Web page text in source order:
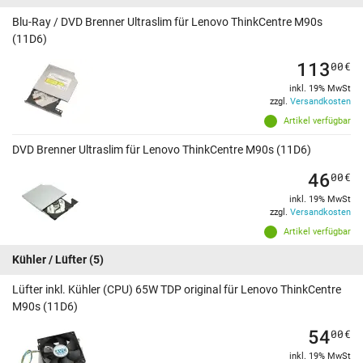
Blu-Ray / DVD Brenner Ultraslim für Lenovo ThinkCentre M90s
(11D6)
Artikel verfügbar
11300€
inkl. 19% MwSt
zzgl. Versandkosten
DVD Brenner Ultraslim für Lenovo ThinkCentre M90s (11D6)
Artikel verfügbar
4600€
inkl. 19% MwSt
zzgl. Versandkosten
Kühler / Lüfter(5)
Lüfter inkl. Kühler (CPU) 65W TDP original für Lenovo ThinkCentre
M90s (11D6)
5400€
inkl. 19% MwSt